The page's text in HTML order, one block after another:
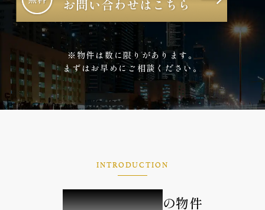
※物件は数に限りがあります。
まずはお早めにご相談ください。
INTRODUCTION
ドバイ不動産の物件